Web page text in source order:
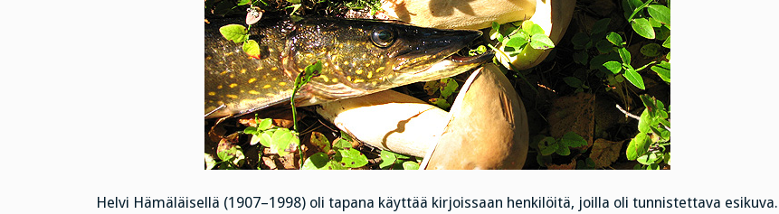
Helvi Hämäläisellä (1907–1998) oli tapana käyttää kirjoissaan henkilöitä, joilla oli tunnistettava esikuva.